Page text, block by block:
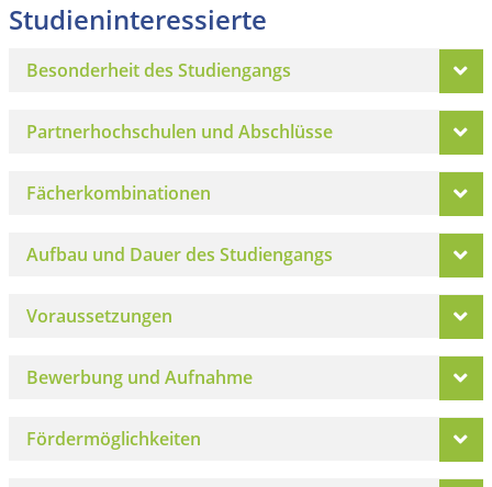
Studieninteressierte
Besonderheit des Studiengangs
Partnerhochschulen und Abschlüsse
Fächerkombinationen
Aufbau und Dauer des Studiengangs
Voraussetzungen
Bewerbung und Aufnahme
Fördermöglichkeiten